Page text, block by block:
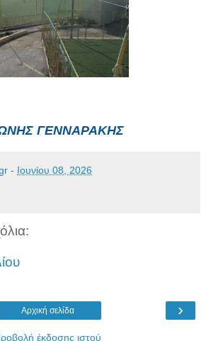
ΓΕΝΝΑΡΑΚΗΣ
- Ιουνίου 08, 2026
›
Αρχική σελίδα
έκδοσης ιστού